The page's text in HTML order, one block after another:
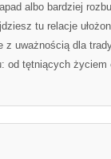
albo bardziej
tu relacje
z uważnością dla
od tętniących